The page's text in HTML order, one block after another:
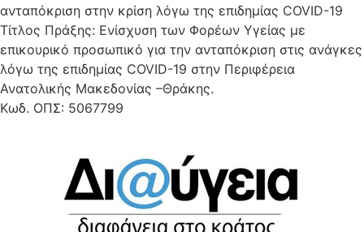
ανταπόκριση στην κρίση λόγω της επιδημίας COVID-19
Τίτλος Πράξης: Ενίσχυση των Φορέων Υγείας με
επικουρικό προσωπικό για την ανταπόκριση στις ανάγκες
λόγω της επιδημίας COVID-19 στην Περιφέρεια
Ανατολικής Μακεδονίας –Θράκης.
Κωδ. ΟΠΣ: 5067799